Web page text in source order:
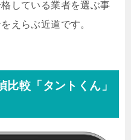
している業者を選ぶ事
えらぶ近道です。
較「タントくん」